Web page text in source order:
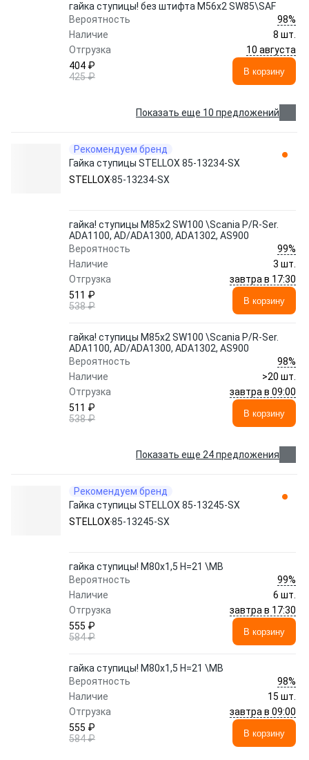
гайка ступицы! без штифта M56x2 SW85\SAF
Вероятность
98%
Наличие
8 шт.
Отгрузка
10 августа
404 ₽
425 ₽
В корзину
Показать еще 10 предложений
Рекомендуем бренд
Гайка ступицы STELLOX 85-13234-SX
STELLOX85-13234-SX
гайка! ступицы M85x2 SW100 \Scania P/R-Ser.
ADA1100, AD/ADA1300, ADA1302, AS900
Вероятность
99%
Наличие
3 шт.
Отгрузка
завтра в 17:30
511 ₽
538 ₽
В корзину
гайка! ступицы M85x2 SW100 \Scania P/R-Ser.
ADA1100, AD/ADA1300, ADA1302, AS900
Вероятность
98%
Наличие
>20 шт.
Отгрузка
завтра в 09:00
511 ₽
538 ₽
В корзину
Показать еще 24 предложения
Рекомендуем бренд
Гайка ступицы STELLOX 85-13245-SX
STELLOX85-13245-SX
гайка ступицы! M80x1,5 H=21 \MB
Вероятность
99%
Наличие
6 шт.
Отгрузка
завтра в 17:30
555 ₽
584 ₽
В корзину
гайка ступицы! M80x1,5 H=21 \MB
Вероятность
98%
Наличие
15 шт.
Отгрузка
завтра в 09:00
555 ₽
584 ₽
В корзину